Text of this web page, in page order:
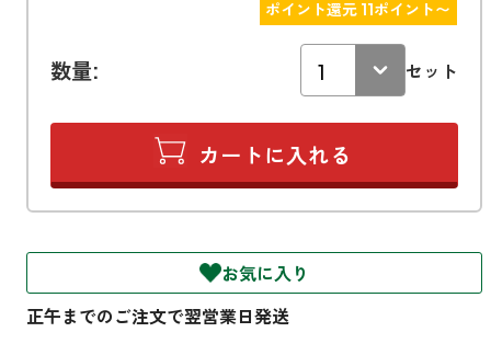
衣類を守り清潔な空間にしたい
車内
ドライブ時間を快適にしたい
お出かけ・アウトドア
外出先でも快適に過ごしたい
どこでも
アロミック・ミニ
トイレ用
ペパーミント＆ユーカリ
くつ用
シューズフレッシュプラス
衣類・ファブリック用
ファブリックミスト
アロミックデオ
(冷寒)
その他
マスククリップ
セール
ランキング
定期購入サービス
ポイント還元 11ポイント〜
数量: セット
お気に入り